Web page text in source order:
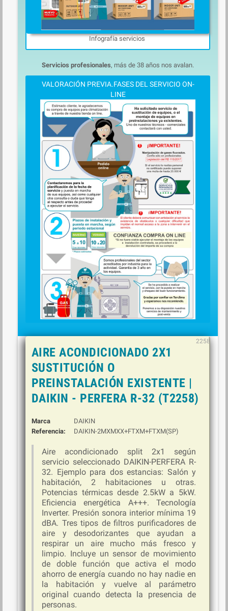
Infografía servicios
Servicios profesionales, más de 38 años nos avalan.
VALORACIÓN PREVIA.FASES DEL SERVICIO ON-
LINE
2258
AIRE ACONDICIONADO 2X1
SUSTITUCIÓN O
PREINSTALACIÓN EXISTENTE |
DAIKIN - PERFERA R-32 (T2258)
Marca
DAIKIN
Referencia:
DAIKIN-2MXMXX+FTXM+FTXM(SP)
Aire acondicionado split 2x1 según
servicio seleccionado DAIKIN-PERFERA R-
32. Ejemplo para dos estancias: Salón y
habitación, 2 habitaciones u otras.
Potencias térmicas desde 2.5kW a 5kW.
Eficiencia energética A+++. Tecnología
Inverter. Presión sonora interior mínima 19
dBA. Tres tipos de filtros purificadores de
aire y desodorizantes que ayudan a
respirar un aire mucho más fresco y
limpio. Incluye un sensor de movimiento
de doble función que activa el modo
ahorro de energía cuando no hay nadie en
la habitación y vuelve al parámetro
original cuando detecta la presencia de
personas.